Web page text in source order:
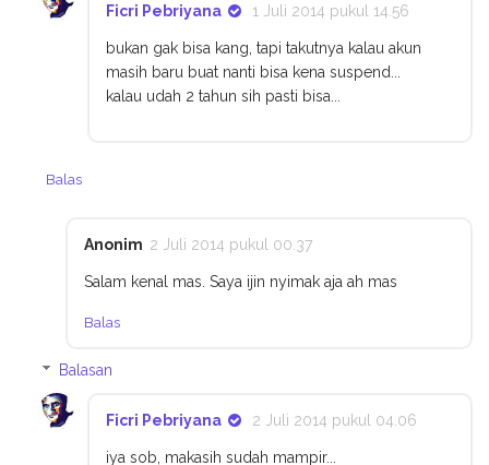
Ficri Pebriyana 1 Juli 2014 pukul 14.56
bukan gak bisa kang, tapi takutnya kalau akun
masih baru buat nanti bisa kena suspend...
kalau udah 2 tahun sih pasti bisa...
Balas
Anonim 2 Juli 2014 pukul 00.37
Salam kenal mas. Saya ijin nyimak aja ah mas
Balas
Balasan
Ficri Pebriyana 2 Juli 2014 pukul 04.06
iya sob, makasih sudah mampir...